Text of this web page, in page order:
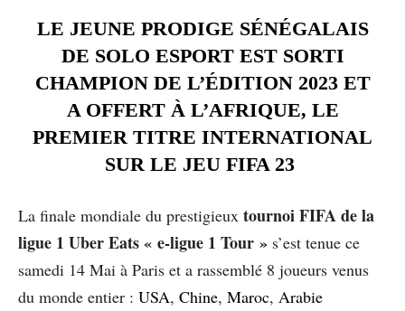
LE JEUNE PRODIGE SÉNÉGALAIS
DE SOLO ESPORT EST SORTI
CHAMPION DE L’ÉDITION 2023 ET
A OFFERT À L’AFRIQUE, LE
PREMIER TITRE INTERNATIONAL
SUR LE JEU FIFA 23
La finale mondiale du prestigieux tournoi FIFA de la
ligue 1 Uber Eats « e-ligue 1 Tour » s’est tenue ce
samedi 14 Mai à Paris et a rassemblé 8 joueurs venus
du monde entier : USA, Chine, Maroc, Arabie